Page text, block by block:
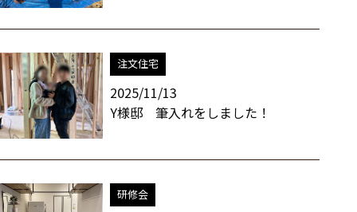
注文住宅
2025/11/13
Y様邸 筆入れをしました！
研修会